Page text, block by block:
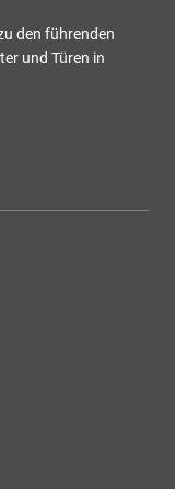
den führenden
und Türen in